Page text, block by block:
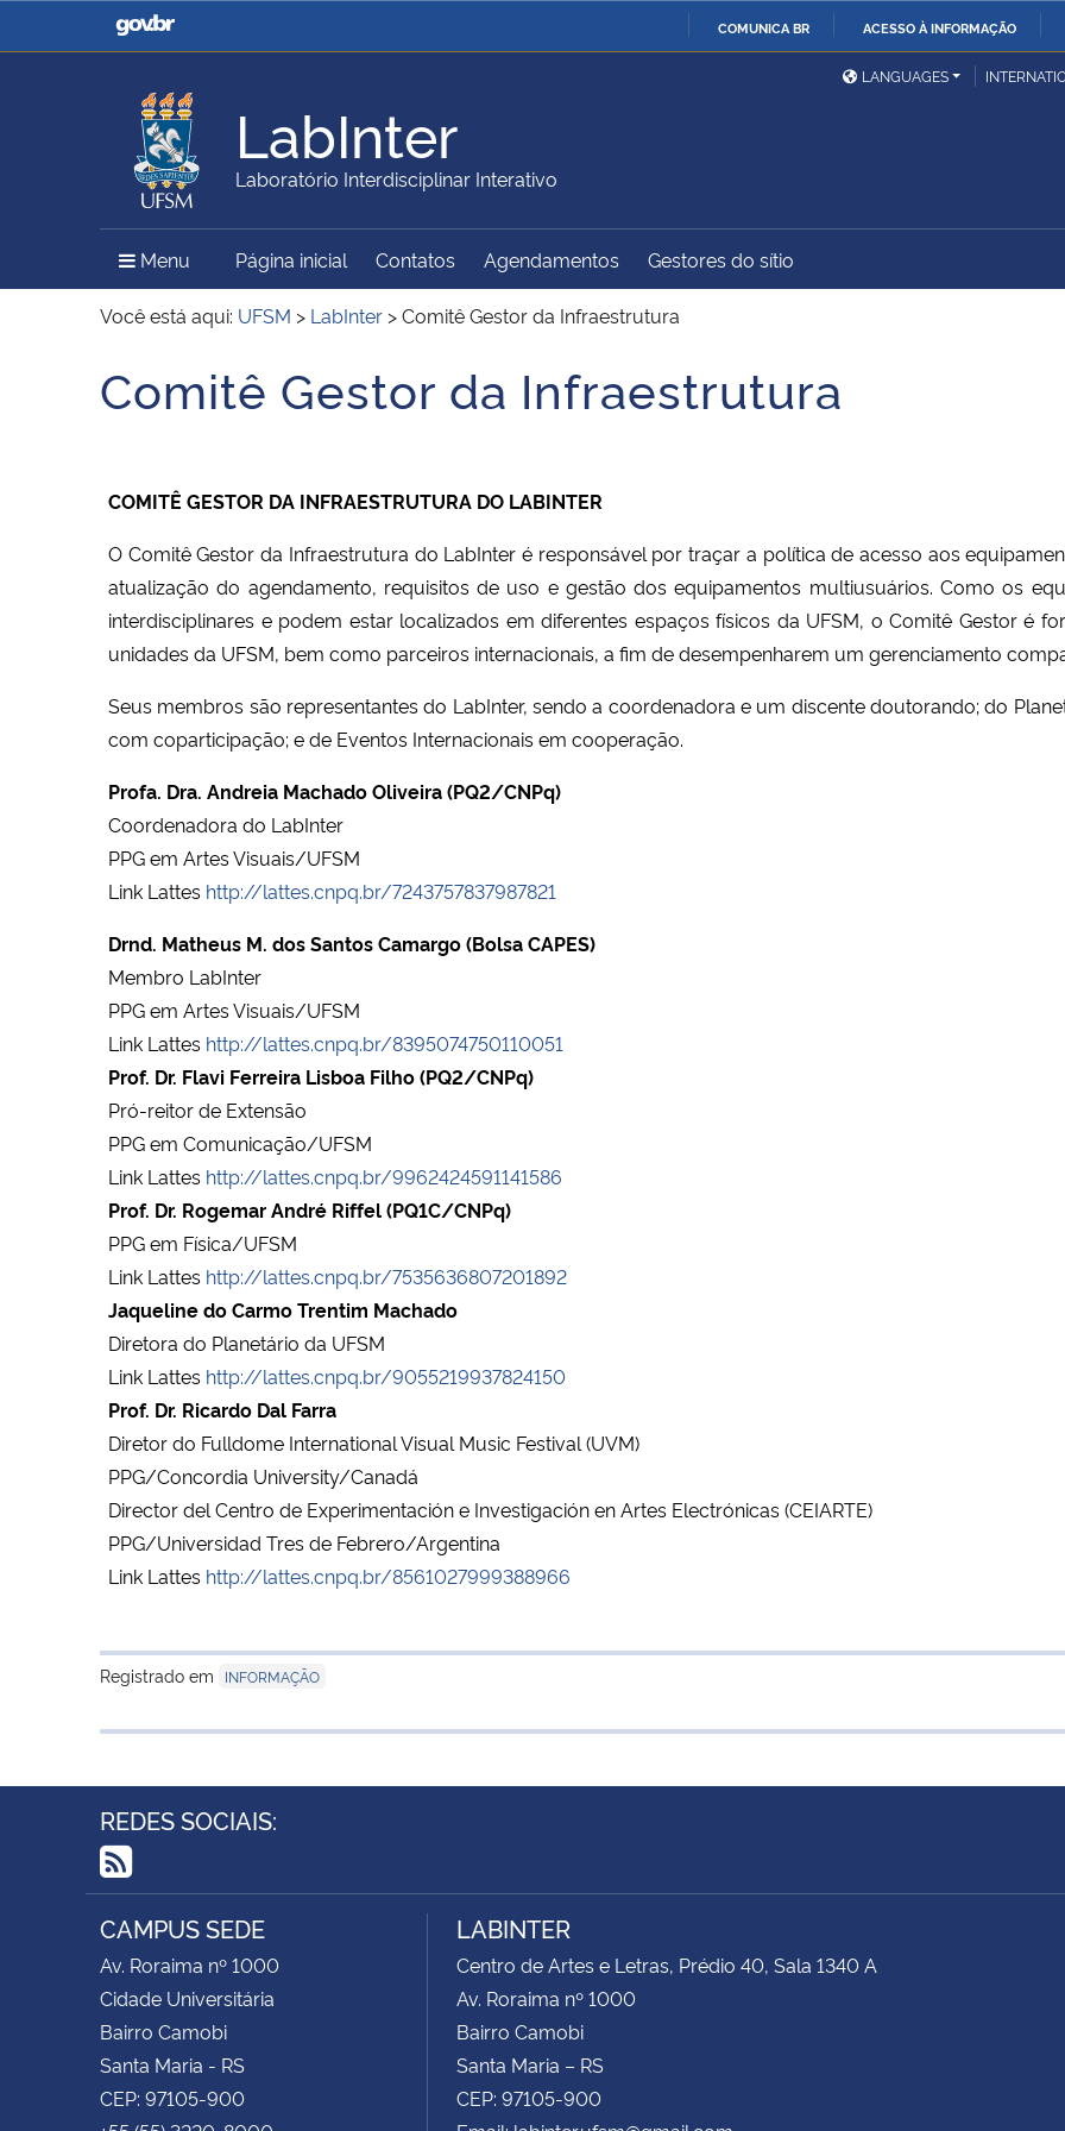
COMUNICA BR ACESSO À INFORMAÇÃO
Casa Civil
Ministério da Justiça e
Ministério da Defesa
Ministério das Relações
Exteriores
Ministério da Agricultura,
Pecuária e Abastecimento
Ministério da Educação
Ministério do Meio Ambiente Ministério do Turismo
Ministério do
Desenvolvimento Regional
Secretaria de Governo
Gabinete de Segurança
Advocacia-Geral da União Banco Central do Brasil
LANGUAGES
LabInter
Laboratório Interdisciplinar Interativo
Menu Menu Principal do Sítio
Página inicial Contatos Agendamentos Gestores do sítio
Você está aqui: UFSM > LabInter >Comitê Gestor da Infraestrutura
Início do conteúdo
Comitê Gestor da Infraestrutura
COMITÊ GESTOR DA INFRAESTRUTURA DO LABINTER
O Comitê Gestor da Infraestrutura do LabInter é responsável por traçar a política de acesso aos
atualização do agendamento, requisitos de uso e gestão dos equipamentos multiusuários. Como os
interdisciplinares e podem estar localizados em diferentes espaços físicos da UFSM, o Comitê Gestor é
unidades da UFSM, bem como parceiros internacionais, a fim de desempenharem um gerenciamento
Seus membros são representantes do LabInter, sendo a coordenadora e um discente doutorando; do
com coparticipação; e de Eventos Internacionais em cooperação.
Profa. Dra. Andreia Machado Oliveira (PQ2/CNPq)
Coordenadora do LabInter
PPG em Artes Visuais/UFSM
Link Lattes http://lattes.cnpq.br/7243757837987821
Drnd. Matheus M. dos Santos Camargo (Bolsa CAPES)
Membro LabInter
PPG em Artes Visuais/UFSM
Link Lattes http://lattes.cnpq.br/8395074750110051
Prof. Dr. Flavi Ferreira Lisboa Filho (PQ2/CNPq)
Pró-reitor de Extensão
PPG em Comunicação/UFSM
Link Lattes http://lattes.cnpq.br/9962424591141586
Prof. Dr. Rogemar André Riffel (PQ1C/CNPq)
PPG em Física/UFSM
Link Lattes http://lattes.cnpq.br/7535636807201892
Jaqueline do Carmo Trentim Machado
Diretora do Planetário da UFSM
Link Lattes http://lattes.cnpq.br/9055219937824150
Prof. Dr. Ricardo Dal Farra
Diretor do Fulldome International Visual Music Festival (UVM)
PPG/Concordia University/Canadá
Director del Centro de Experimentación e Investigación en Artes Electrónicas (CEIARTE)
PPG/Universidad Tres de Febrero/Argentina
Link Lattes http://lattes.cnpq.br/8561027999388966
Registrado em INFORMAÇÃO
REDES SOCIAIS:
RSS
CAMPUS SEDE
Av. Roraima nº 1000
Cidade Universitária
Bairro Camobi
Santa Maria - RS
CEP: 97105-900
LABINTER
Centro de Artes e Letras, Prédio 40, Sala 1340 A
Av. Roraima nº 1000
Bairro Camobi
Santa Maria – RS
CEP: 97105-900